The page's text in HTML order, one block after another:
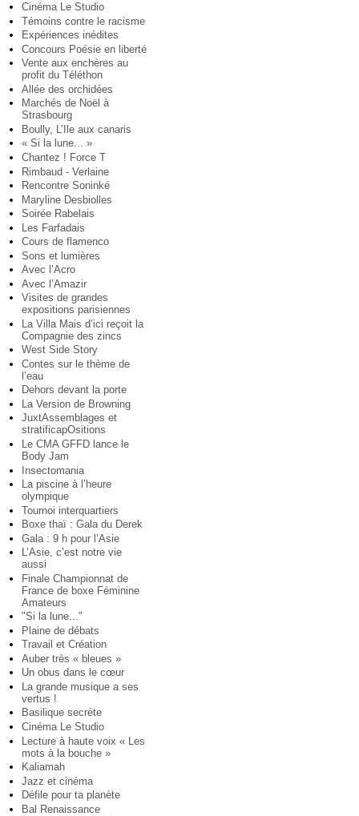
Cinéma Le Studio
Témoins contre le racisme
Expériences inédites
Concours Poésie en liberté
Vente aux enchères au
profit du Téléthon
Allée des orchidées
Marchés de Noël à
Strasbourg
Boully, L’Ile aux canaris
« Si la lune... »
Chantez ! Force T
Rimbaud - Verlaine
Rencontre Soninké
Maryline Desbiolles
Soirée Rabelais
Les Farfadais
Cours de flamenco
Sons et lumières
Avec l’Acro
Avec l’Amazir
Visites de grandes
expositions parisiennes
La Villa Mais d’ici reçoit la
Compagnie des zincs
West Side Story
Contes sur le thème de
l’eau
Dehors devant la porte
La Version de Browning
JuxtAssemblages et
stratificapOsitions
Le CMA GFFD lance le
Body Jam
Insectomania
La piscine à l’heure
olympique
Tournoi interquartiers
Boxe thaï : Gala du Derek
Gala : 9 h pour l’Asie
L’Asie, c’est notre vie
aussi
Finale Championnat de
France de boxe Féminine
Amateurs
"Si la lune..."
Plaine de débats
Travail et Création
Auber très « bleues »
Un obus dans le cœur
La grande musique a ses
vertus !
Basilique secrète
Cinéma Le Studio
Lecture à haute voix « Les
mots à la bouche »
Kaliamah
Jazz et cinéma
Défile pour ta planète
Bal Renaissance